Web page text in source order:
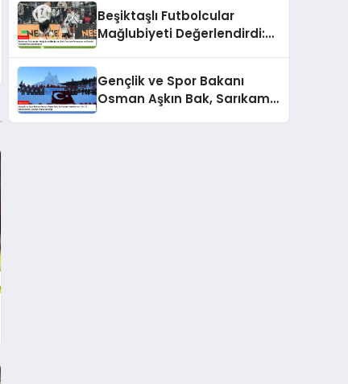
Beşiktaşlı Futbolcular
Mağlubiyeti Değerlendirdi:
Açıklamalar
Gençlik ve Spor Bakanı
Osman Aşkın Bak, Sarıkamış